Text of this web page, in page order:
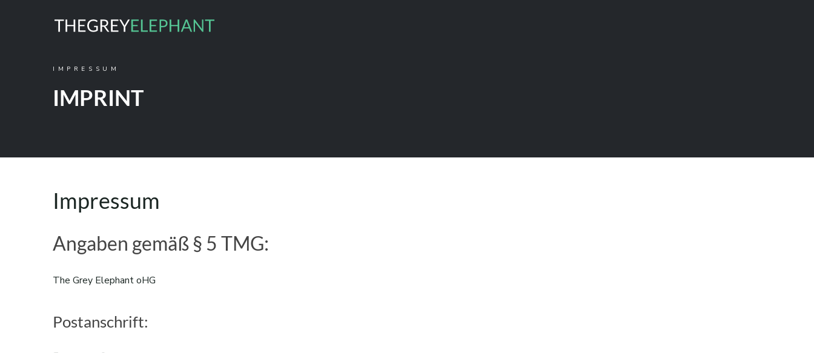
IMPRESSUM
IMPRINT
Impressum
Angaben gemäß § 5 TMG:
The Grey Elephant oHG
Postanschrift: